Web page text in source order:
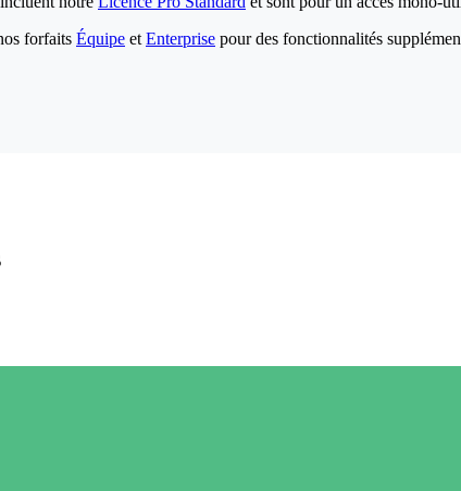
forfaits Équipe et Enterprise pour des fonctionnalités